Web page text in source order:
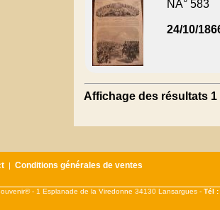
NÂ° 583
24/10/
Affichage des résultats
|Conditions générales de ventes
- 1 Esplanade de la Viredonne 34130 Lansargues -Tél